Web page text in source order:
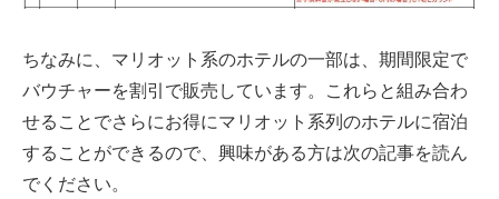
ちなみに、マリオット系のホテルの一部は、期間限定で
バウチャーを割引で販売しています。これらと組み合わ
せることでさらにお得にマリオット系列のホテルに宿泊
することができるので、興味がある方は次の記事を読ん
でください。